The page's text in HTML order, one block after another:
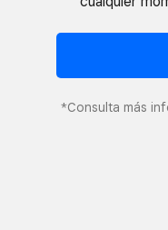
*Consulta más